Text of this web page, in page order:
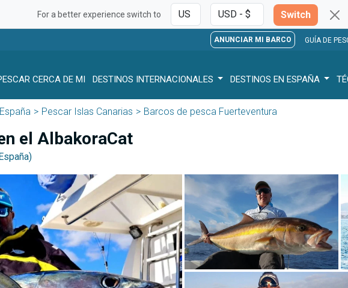
For a better experience switch to Switch
ANUNCIAR MI BARCO GUÍA DE
CERCA DE MI DESTINOS INTERNACIONALES DESTINOS EN ESPAÑA
Pescar Islas Canarias Barcos de pesca Fuerteventura
el AlbakoraCat